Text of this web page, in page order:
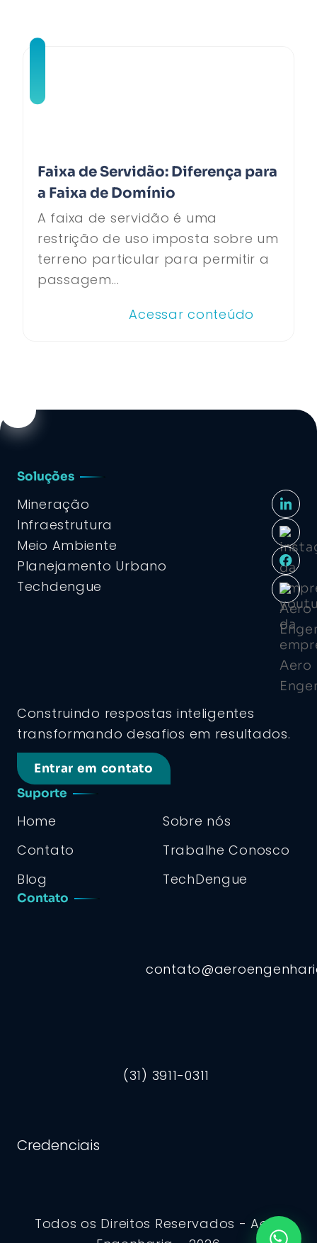
Faixa de Servidão: Diferença para
a Faixa de Domínio
A faixa de servidão é uma
restrição de uso imposta sobre um
terreno particular para permitir a
passagem...
Acessar conteúdo
Construindo respostas inteligentes
transformando desafios em resultados.
Entrar em contato
Suporte
Home
Sobre nós
Contato
Trabalhe Conosco
Blog
TechDengue
Contato
(31) 3911-0311
Credenciais
Soluções
Mineração
Infraestrutura
Meio Ambiente
Planejamento Urbano
Techdengue
Todos os Direitos Reservados - Aero